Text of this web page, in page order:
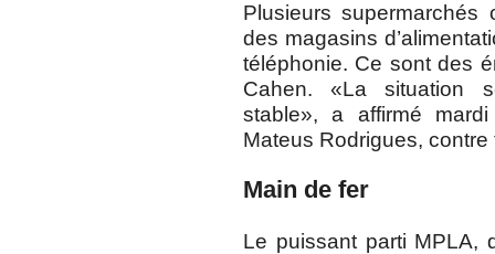
Plusieurs
des magasins
téléphonie. Ce sont des
Cahen. «La situation
stable», a affirmé
Mateus Rodrigues,
Main de fer
Le puissant parti MPLA,